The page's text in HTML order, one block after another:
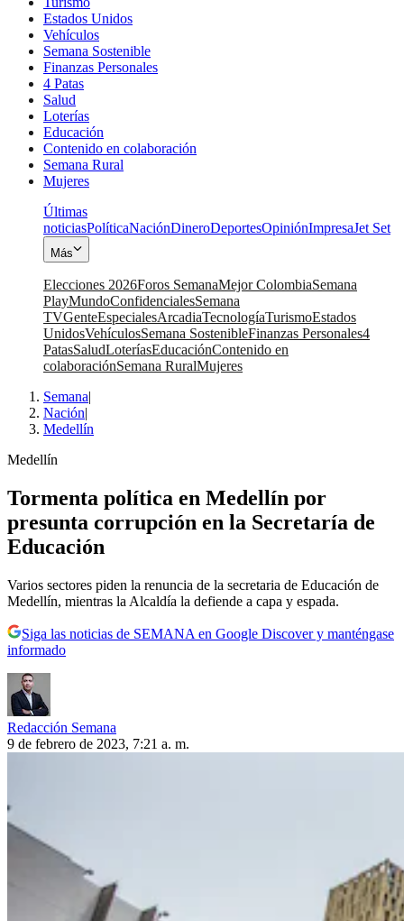
Estados Unidos
Vehículos
Semana Sostenible
Finanzas Personales
4 Patas
Salud
Loterías
Educación
Contenido en colaboración
Semana Rural
Mujeres
Últimas
noticiasPolíticaNaciónDineroDeportesOpiniónImpresaJet Set
Más
Elecciones 2026Foros SemanaMejor ColombiaSemana
PlayMundoConfidencialesSemana
TVGenteEspecialesArcadiaTecnologíaTurismoEstados
UnidosVehículosSemana SostenibleFinanzas Personales4
PatasSaludLoteríasEducaciónContenido en
colaboraciónSemana RuralMujeres
Semana|
Nación|
Medellín
Medellín
Tormenta política en Medellín por
presunta corrupción en la Secretaría de
Educación
Varios sectores piden la renuncia de la secretaria de Educación de
Medellín, mientras la Alcaldía la defiende a capa y espada.
Siga las noticias de SEMANA en Google Discover y manténgase
informado
Redacción Semana
9 de febrero de 2023, 7:21 a. m.